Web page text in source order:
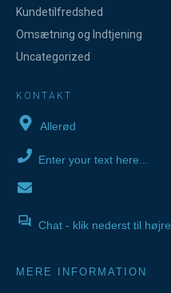
Kundetilfredshed
Omsætning og Indtjening
Uncategorized
KONTAKT
Allerød
Enter your text here...
Chat - klik nederst til højre
MERE INFORMATION